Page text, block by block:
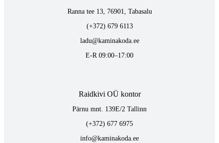
Ranna tee 13, 76901, Tabasalu
(+372) 679 6113
ladu@kaminakoda.ee
E-R 09:00–17:00
Raidkivi OÜ kontor
Pärnu mnt. 139E/2 Tallinn
(+372) 677 6975
info@kaminakoda.ee